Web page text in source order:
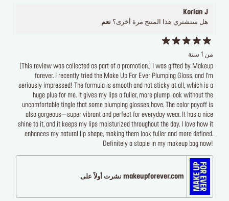
Korian J
هل ستشتري هذا المنتج مرة أخرى؟ نعم
من 1 سنة
[This review was collected as part of a promotion.] I was gifted by Makeup
forever. I recently tried the Make Up For Ever Plumping Gloss, and I’m
seriously impressed! The formula is smooth and not sticky at all, which is a
huge plus for me. It gives my lips a fuller, more plump look without the
uncomfortable tingle that some plumping glosses have. The color payoff is
also gorgeous—super vibrant and perfect for everyday wear. It has a nice
shine to it, and it keeps my lips moisturized throughout the day. I love how it
enhances my natural lip shape, making them look fuller and more defined.
Definitely a staple in my makeup bag now!
makeupforever.com نشرت أولاً على